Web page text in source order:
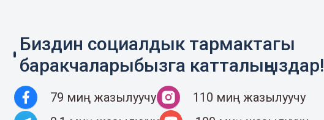
Биздин социалдык тармактагы
баракчаларыбызга катталыңыздар!
79 миң жазылуучу
110 миң жазылуучу